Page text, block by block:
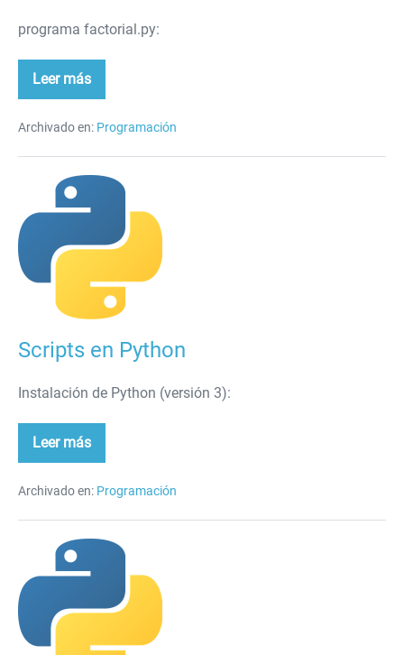
programa factorial.py:
Leer más
factorial
en
Archivado en: Programación
Scripts
en
Python
Scripts en Python
Instalación de Python (versión 3):
Leer más
Scripts
en
Archivado en: Programación
Tutoriales
de
Python